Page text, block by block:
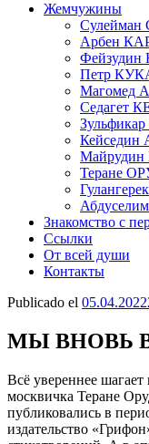
Жемчужины
Арбен
Петр
Магомед
Седагет
Теране
Знакомство с
Ссылки
От всей души
Контакты
Publicado el 05.04.2022
МЫ ВНОВЬ
Всё увереннее
москвичка Теране
публиковались в
издательство